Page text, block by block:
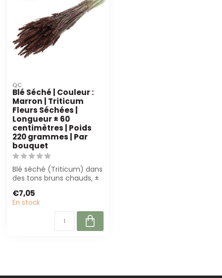
QC
Blé Séché | Couleur :
Marron | Triticum
Fleurs Séchées |
Longueur ± 60
centimètres | Poids
220 grammes | Par
bouquet
Blé séché (Triticum) dans
des tons bruns chauds, ±
de poi...
€7,05
En stock